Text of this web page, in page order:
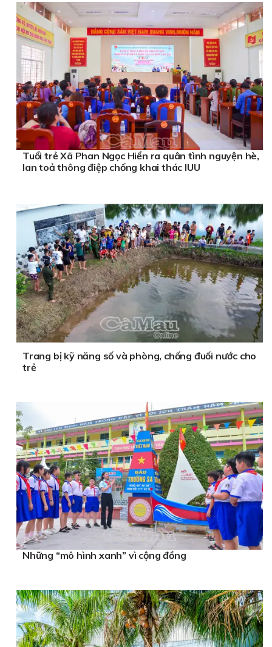
Tuổi trẻ Xã Phan Ngọc Hiển ra quân tình nguyện hè,
lan toả thông điệp chống khai thác IUU
Trang bị kỹ năng số và phòng, chống đuối nước cho
trẻ
Những “mô hình xanh” vì cộng đồng